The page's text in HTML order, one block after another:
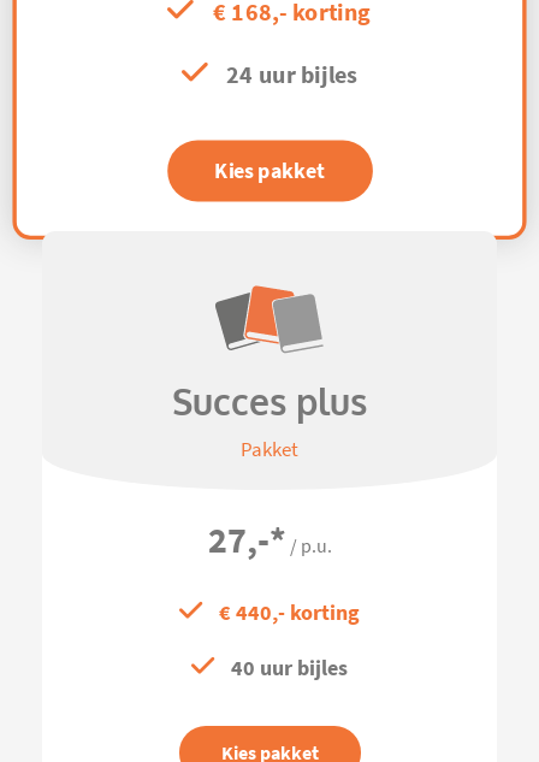
€ 168,- korting
24 uur bijles
Kies pakket
Succes plus
Pakket
27,-* / p.u.
€ 440,- korting
40 uur bijles
Kies pakket